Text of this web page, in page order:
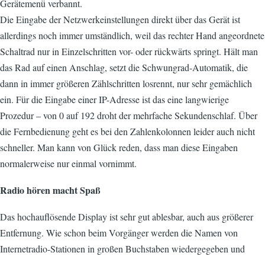
Gerätemenü verbannt.
Die Eingabe der Netzwerkeinstellungen direkt über das Gerät ist
allerdings noch immer umständlich, weil das rechter Hand angeordnete
Schaltrad nur in Einzelschritten vor- oder rückwärts springt. Hält man
das Rad auf einen Anschlag, setzt die Schwungrad-Automatik, die
dann in immer größeren Zählschritten losrennt, nur sehr gemächlich
ein. Für die Eingabe einer IP-Adresse ist das eine langwierige
Prozedur – von 0 auf 192 droht der mehrfache Sekundenschlaf. Über
die Fernbedienung geht es bei den Zahlenkolonnen leider auch nicht
schneller. Man kann von Glück reden, dass man diese Eingaben
normalerweise nur einmal vornimmt.
Radio hören macht Spaß
Das hochauflösende Display ist sehr gut ablesbar, auch aus größerer
Entfernung. Wie schon beim Vorgänger werden die Namen von
Internetradio-Stationen in großen Buchstaben wiedergegeben und